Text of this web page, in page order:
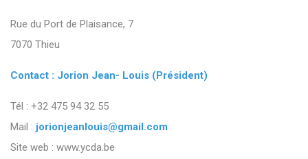
Rue du Port de Plaisance, 7
7070 Thieu
Contact : Jorion Jean- Louis (Président)
Tél : +32 475 94 32 55
Mail : jorionjeanlouis@gmail.com
Site web : www.ycda.be